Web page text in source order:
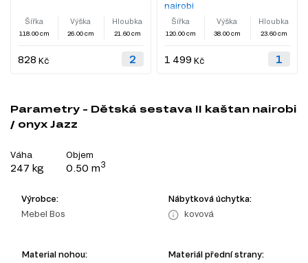
Šířka
118.00 cm
Výška
26.00 cm
Hloubka
21.60 cm
828 Kč
nairobi
Šířka
120.00 cm
Výška
38.00 cm
Hloubka
23.60 cm
1 499 Kč
Parametry - Dětská sestava II kaštan nairobi
/ onyx Jazz
Váha
247 kg
Objem
0.50 m3
Výrobce:
Mebel Bos
Nábytková úchytka:
kovová
Material nohou:
Materiál přední strany: